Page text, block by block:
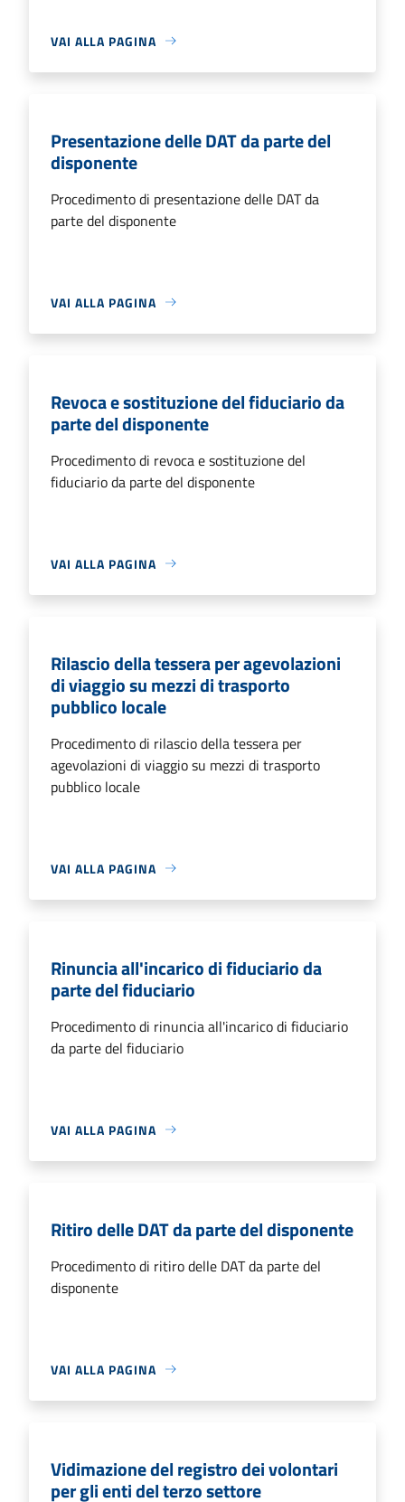
VAI ALLA PAGINA
Presentazione delle DAT da parte del
disponente
Procedimento di presentazione delle DAT da
parte del disponente
VAI ALLA PAGINA
Revoca e sostituzione del fiduciario da
parte del disponente
Procedimento di revoca e sostituzione del
fiduciario da parte del disponente
VAI ALLA PAGINA
Rilascio della tessera per agevolazioni
di viaggio su mezzi di trasporto
pubblico locale
Procedimento di rilascio della tessera per
agevolazioni di viaggio su mezzi di trasporto
pubblico locale
VAI ALLA PAGINA
Rinuncia all'incarico di fiduciario da
parte del fiduciario
Procedimento di rinuncia all'incarico di fiduciario
da parte del fiduciario
VAI ALLA PAGINA
Ritiro delle DAT da parte del disponente
Procedimento di ritiro delle DAT da parte del
disponente
VAI ALLA PAGINA
Vidimazione del registro dei volontari
per gli enti del terzo settore